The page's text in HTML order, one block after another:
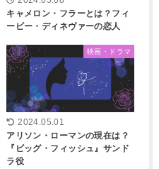
キャメロン・フラーとは？フィ
ービー・ディネヴァーの恋人
映画・ドラマ
2024.05.01
アリソン・ローマンの現在は？
『ビッグ・フィッシュ』サンド
ラ役